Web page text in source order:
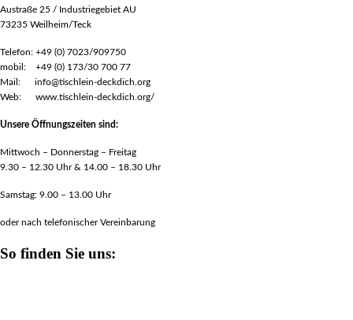
Austraße 25 / Industriegebiet AU
73235 Weilheim/Teck
Telefon: +49 (0) 7023/909750
mobil: +49 (0) 173/30 700 77
Mail: info@tischlein-deckdich.org
Web: www.tischlein-deckdich.org/
Unsere Öffnungszeiten sind:
Mittwoch – Donnerstag – Freitag
9.30 – 12.30 Uhr & 14.00 – 18.30 Uhr
Samstag: 9.00 – 13.00 Uhr
oder nach telefonischer Vereinbarung
So finden Sie uns: